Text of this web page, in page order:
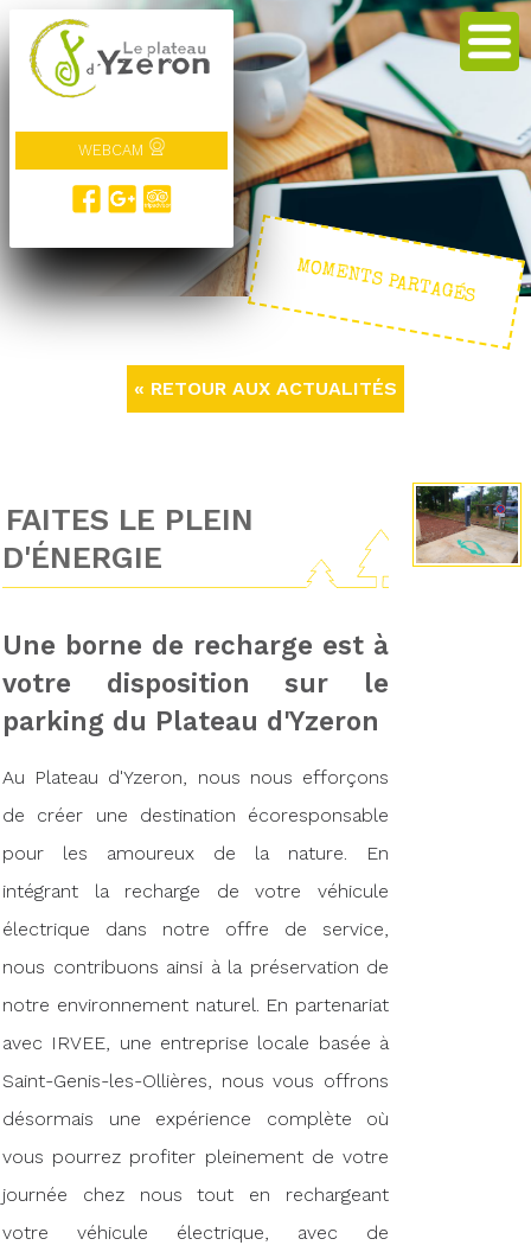
WEBCAM
MOMENTS PARTAGÉS
« RETOUR AUX ACTUALITÉS
FAITES LE PLEIN
D'ÉNERGIE
Une borne de recharge est à
votre disposition sur le
parking du Plateau d'Yzeron
Au Plateau d'Yzeron, nous nous efforçons
de créer une destination écoresponsable
pour les amoureux de la nature. En
intégrant la recharge de votre véhicule
électrique dans notre offre de service,
nous contribuons ainsi à la préservation de
notre environnement naturel. En partenariat
avec IRVEE, une entreprise locale basée à
Saint-Genis-les-Ollières, nous vous offrons
désormais une expérience complète où
vous pourrez profiter pleinement de votre
journée chez nous tout en rechargeant
votre véhicule électrique, avec de